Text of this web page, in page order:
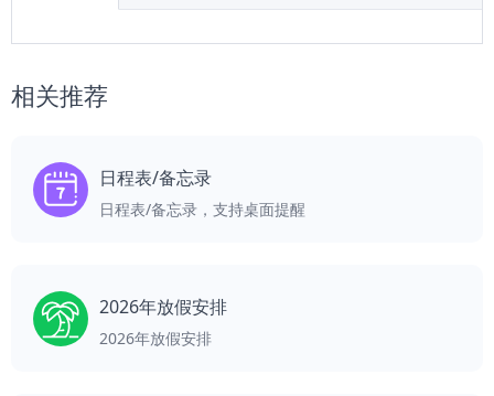
相关推荐
日程表/备忘录
日程表/备忘录，支持桌面提醒
2026年放假安排
2026年放假安排